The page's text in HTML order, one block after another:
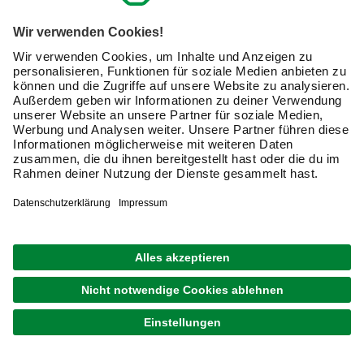
Regale sicher zu befestigen
sind häufig auch Metallbohrer gefragt, etwa um zwei Teile
miteinander zu verbinden.Bei Fliesen sind besondere
Vorsicht und spezielle Aufsätze angezeigt, damit sie
nicht bersten.
Für die verschiedenen Untergründeoptimal daran
angepasste Bohrer kaufen :
Holzbohrer
Stein- und Betonbohrer